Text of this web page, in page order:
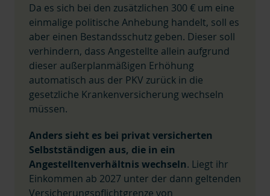
Da es sich bei den zusätzlichen 300 € um eine
einmalige politische Anhebung handelt, soll es
aber einen Bestandsschutz geben. Dieser soll
verhindern, dass Angestellte allein aufgrund
dieser außerplanmäßigen Erhöhung
automatisch aus der PKV zurück in die
gesetzliche Krankenversicherung wechseln
müssen.
Anders sieht es bei privat versicherten
Selbstständigen aus, die in ein
Angestelltenverhältnis wechseln. Liegt ihr
Einkommen ab 2027 unter der dann geltenden
Versicherungspflichtgrenze von